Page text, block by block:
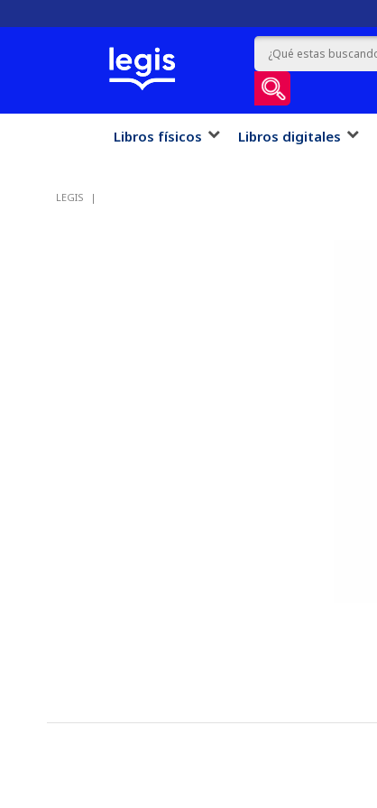
Libros físicos Libros digitales
LEGIS